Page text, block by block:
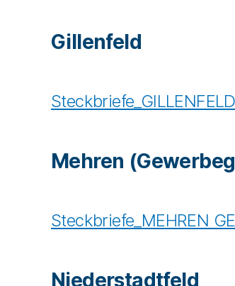
Gillenfeld
Mehren
Steckbriefe_MEHREN
Niederstadtfeld